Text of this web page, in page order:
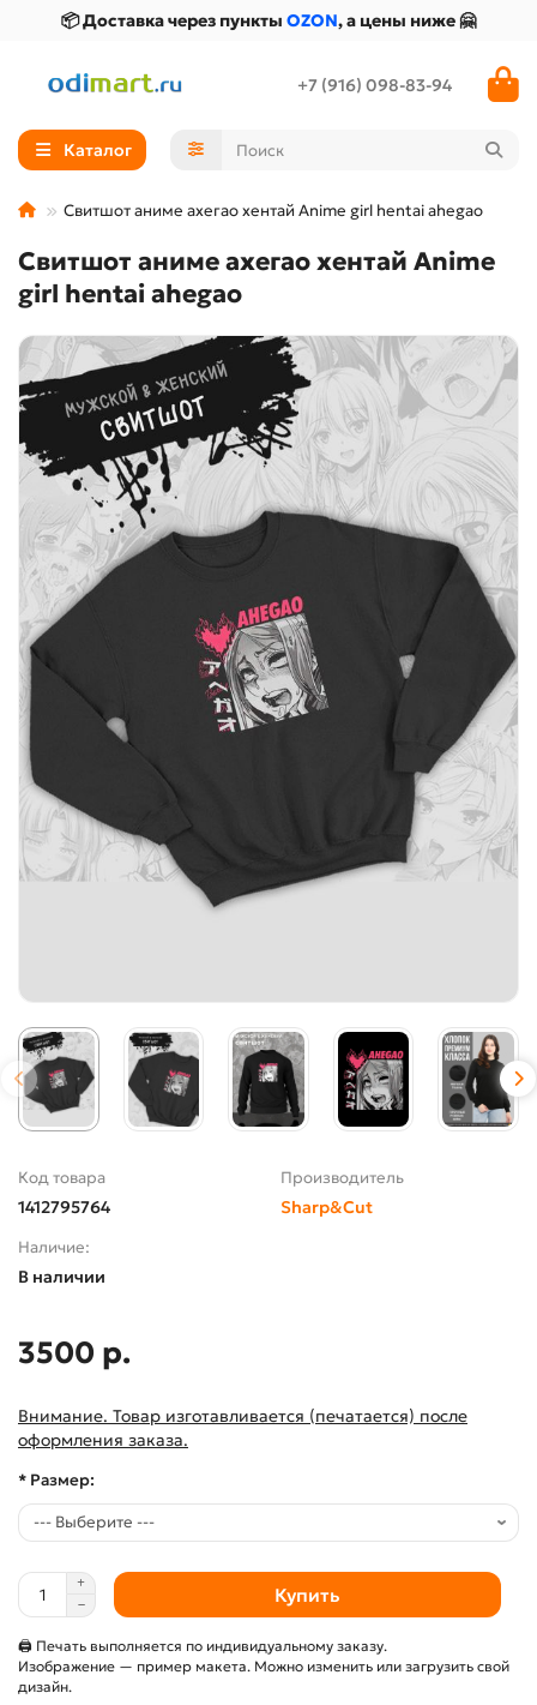
📦 Доставка через пункты OZON, а цены ниже 🤗
+7 (916) 098-83-94
Каталог
Свитшот аниме ахегао хентай Anime girl hentai ahegao
Свитшот аниме ахегао хентай Anime
girl hentai ahegao
Код товара
1412795764
Производитель
Sharp&Cut
Наличие:
В наличии
3500 р.
Внимание. Товар изготавливается (печатается) после
оформления заказа.
* Размер:
Купить
🖨 Печать выполняется по индивидуальному заказу.
Изображение — пример макета. Можно изменить или загрузить свой
дизайн.